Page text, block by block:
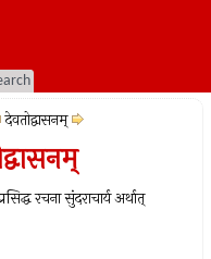
देवतोद्वासनम्
रचना सुंदराचार्य अर्थात्